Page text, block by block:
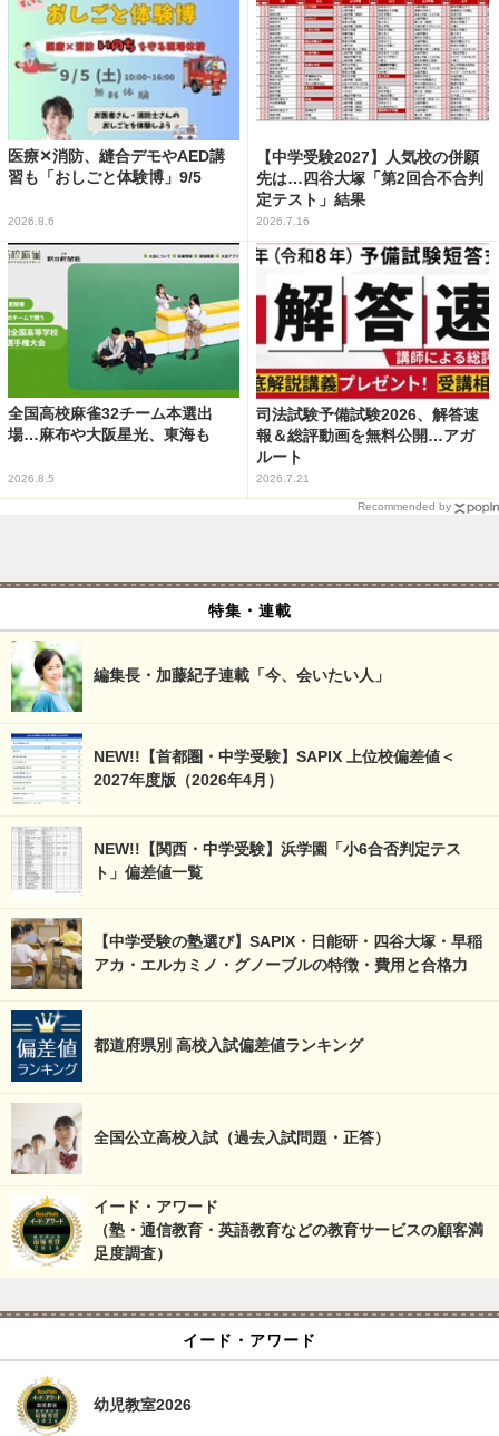
医療✕消防、縫合デモやAED講
習も「おしごと体験博」9/5
2026.8.6
【中学受験2027】人気校の併願
先は…四谷大塚「第2回合不合判
定テスト」結果
2026.7.16
全国高校麻雀32チーム本選出
場…麻布や大阪星光、東海も
2026.8.5
司法試験予備試験2026、解答速
報＆総評動画を無料公開…アガ
ルート
2026.7.21
Recommended by
特集・連載
編集長・加藤紀子連載「今、会いたい人」
NEW!!【首都圏・中学受験】SAPIX 上位校偏差値＜
2027年度版（2026年4月）
NEW!!【関西・中学受験】浜学園「小6合否判定テス
ト」偏差値一覧
【中学受験の塾選び】SAPIX・日能研・四谷大塚・早稲
アカ・エルカミノ・グノーブルの特徴・費用と合格力
都道府県別 高校入試偏差値ランキング
全国公立高校入試（過去入試問題・正答）
イード・アワード
（塾・通信教育・英語教育などの教育サービスの顧客満
足度調査）
イード・アワード
幼児教室2026